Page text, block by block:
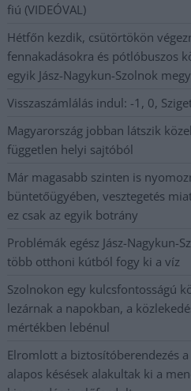
fiú (VIDEÓVAL)
Hétfőn kezdik, csütörtökön
fennakadásokra és pótlóbuszos
egyik Jász-Nagykun-Szolnok
Visszaszámlálás indul: -1, 0,
Magyarország jobban látszik
független helyi sajtóból
Már magasabb szinten is
büntetőügyében, vesztegetés
ez csak az egyik botrány
Problémák egész Jász-Nagykun-
több otthoni kútból fogy ki a víz
Szolnokon egy kulcsfontosságú
lezárnak a napokban, a
mértékben lebénul
Elromlott a biztosítóberendezés
alapos késések alakultak ki a